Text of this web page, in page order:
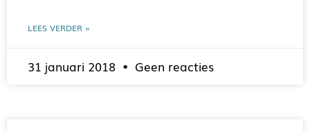
LEES VERDER »
31 januari 2018 Geen reacties